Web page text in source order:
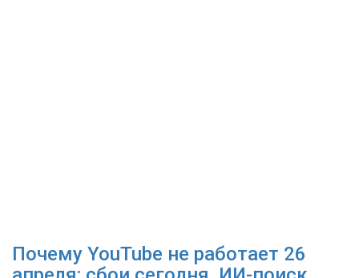
Почему YouTube не работает 26